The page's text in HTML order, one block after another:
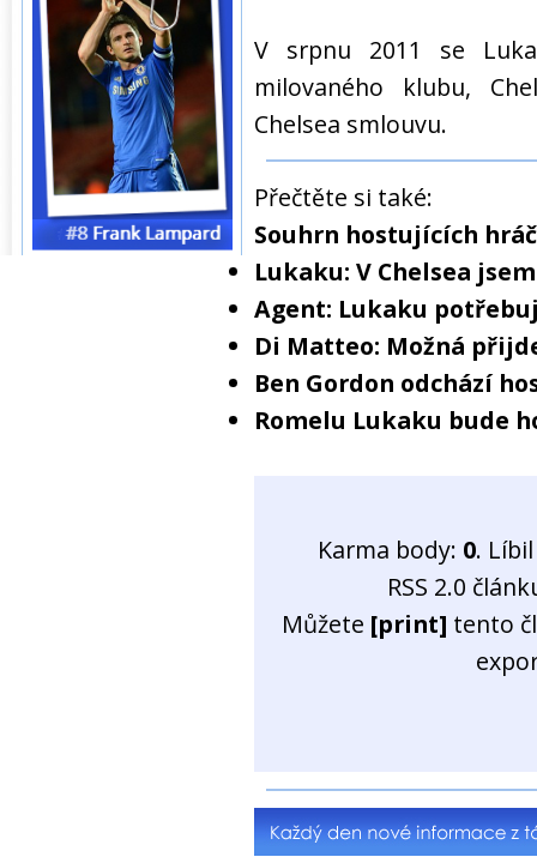
V srpnu 2011 se
milovaného klubu,
Chelsea smlouvu.
Přečtěte si také:
Souhrn hostujících
Lukaku: V Chelsea
Agent: Lukaku
Di Matteo: Možná
Ben Gordon odchází
Romelu Lukaku bude
Karma body: 0.
RSS 2.0
Můžete [print] tento